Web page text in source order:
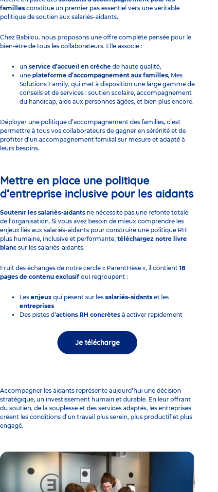
familles constitue un premier pas essentiel vers une véritable
politique de soutien aux salariés-aidants.
Chez Babilou, nous proposons une offre complète pensée pour le
bien-être de tous les collaborateurs. Elle associe :
un service d’accueil en crèche de haute qualité,
une plateforme d’accompagnement aux familles, Mes
Solutions Family, qui met à disposition une large gamme de
conseils et de services : soutien scolaire, accompagnement
du handicap, aide aux personnes âgées, et bien plus encore.
Déployer une politique d’accompagnement des familles, c’est
permettre à tous vos collaborateurs de gagner en sérénité et de
profiter d’un accompagnement familial sur mesure et adapté à
leurs besoins.
Mettre en place une politique
d’entreprise inclusive pour les aidants
Soutenir les salariés-aidants ne nécessite pas une refonte totale
de l’organisation. Si vous avez besoin de mieux comprendre les
enjeux liés aux salariés-aidants pour construire une politique RH
plus humaine, inclusive et performante, téléchargez notre livre
blanc sur les salariés-aidants.
Fruit des échanges de notre cercle « ParentHèse », il contient 18
pages de contenu exclusif qui regroupent :
Les enjeux qui pèsent sur les salariés-aidants et les
entreprises
Des pistes d’actions RH concrètes à activer rapidement
Je télécharge
Accompagner les aidants représente aujourd’hui une décision
stratégique, un investissement humain et durable. En leur offrant
du soutien, de la souplesse et des services adaptés, les entreprises
créent les conditions d’un travail plus serein, plus productif et plus
engagé.